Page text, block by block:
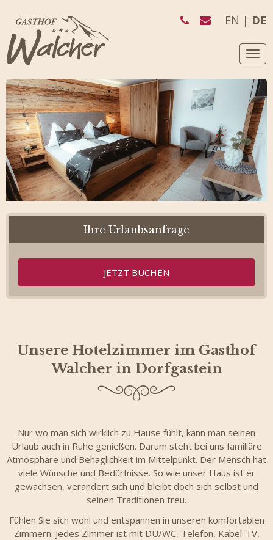
EN DE
Ihre Urlaubsanfrage
JETZT BUCHEN
Unsere Hotelzimmer im Gasthof
Walcher in Dorfgastein
Nur wo man sich wirklich zu Hause fühlt, kann man seinen
Urlaub auch in Ruhe genießen. Darum steht bei uns familiäre
Atmosphäre und Behaglichkeit im Mittelpunkt. Der Mensch hat
viele Wünsche und Bedürfnisse. So wie unser Haus ist er
gewachsen, verändert sich und bleibt doch sich selbst und
seinen Traditionen treu.
Fühlen Sie sich wohl und entspannen in unseren komfortablen
Zimmern. Jedes Zimmer ist mit DU/WC, Telefon, Kabel-TV,